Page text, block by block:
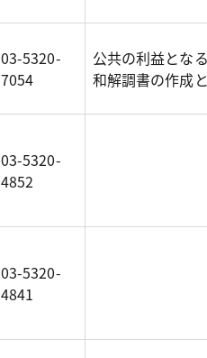
03-5320-
7054
公共の利益とな
和解調書の作成
03-5320-
4852
03-5320-
4841